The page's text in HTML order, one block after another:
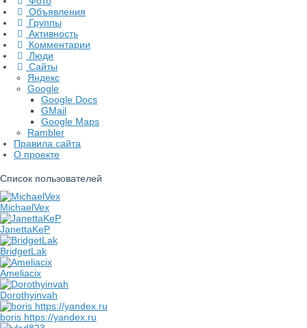
Объявления
Группы
Активность
Комментарии
Люди
Сайты
Яндекс
Google
Google Docs
GMail
Google Maps
Rambler
Правила сайта
О проекте
Список пользователей
MichaelVex
JanettaKeP
BridgetLak
Ameliacix
Dorothyinvah
boris https://yandex.ru